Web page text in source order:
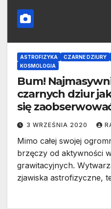
ASTROFIZYKA CZARNE DZIURY
KOSMOLOGIA
Bum!
czarnych dziur
się
3 WRZEŚNIA 2020
Mimo całej swojej
brzęczy od aktywności
grawitacyjnych.
zjawiska astrofizyczne,